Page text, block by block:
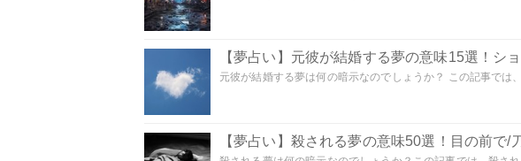
【夢占い】元彼が結婚する夢の意味15選！シ
元彼が結婚する夢は何の暗示なのでしょうか？ この記事では、
【夢占い】殺される夢の意味50選！目の前で/